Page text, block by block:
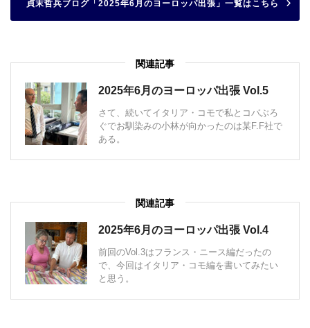
貞末哲兵ブログ「2025年6月のヨーロッパ出張」一覧はこちら
関連記事
2025年6月のヨーロッパ出張 Vol.5
さて、続いてイタリア・コモで私とコバぶろ
ぐでお馴染みの小林が向かったのは某F.F社で
ある。
関連記事
2025年6月のヨーロッパ出張 Vol.4
前回のVol.3はフランス・ニース編だったの
で、今回はイタリア・コモ編を書いてみたい
と思う。